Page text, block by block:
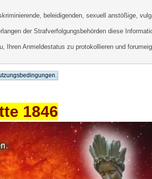
beleidigenden, sexuell anstößige,
der Strafverfolgungsbehörden diese
Anmeldestatus zu protokollieren und
1846